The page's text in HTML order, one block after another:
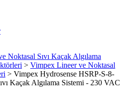
Noktasal Sıvı Kaçak Algılama
> Vimpex Lineer ve Noktasal
> Vimpex Hydrosense HSRP-S-8-
Kaçak Algılama Sistemi - 230 VAC